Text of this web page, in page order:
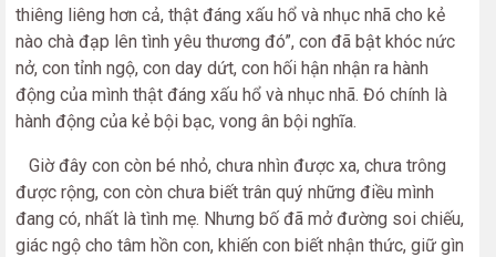
thiêng liêng hơn cả, thật đáng xấu hổ và nhục nhã cho kẻ
nào chà đạp lên tình yêu thương đó”, con đã bật khóc nức
nở, con tỉnh ngộ, con day dứt, con hối hận nhận ra hành
động của mình thật đáng xấu hổ và nhục nhã. Đó chính là
hành động của kẻ bội bạc, vong ân bội nghĩa.
Giờ đây con còn bé nhỏ, chưa nhìn được xa, chưa trông
được rộng, con còn chưa biết trân quý những điều mình
đang có, nhất là tình mẹ. Nhưng bố đã mở đường soi chiếu,
giác ngộ cho tâm hồn con, khiến con biết nhận thức, giữ gìn